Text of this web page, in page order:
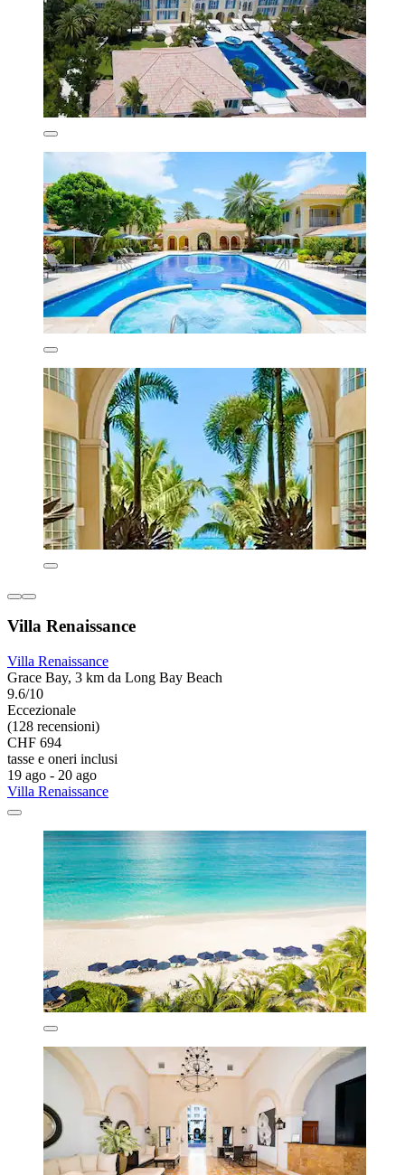
Villa Renaissance
Villa Renaissance
Grace Bay, 3 km da Long Bay Beach
9.6/10
Eccezionale
(128 recensioni)
CHF 694
tasse e oneri inclusi
19 ago - 20 ago
Villa Renaissance